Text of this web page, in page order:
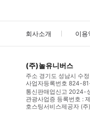
회사소개 이용
(주)놀유니버스
주소 경기도 성남시 수
사업자등록번호 824-
통신판매업신고 2024-
관광사업증 등록번호 :
호스팅서비스제공자 (